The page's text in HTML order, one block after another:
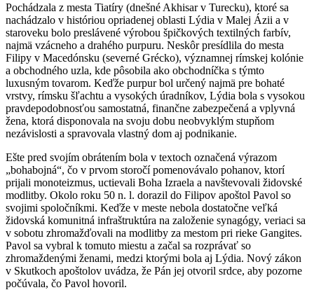
Pochádzala z mesta Tiatíry (dnešné Akhisar v Turecku), ktoré sa
nachádzalo v históriou opriadenej oblasti Lýdia v Malej Ázii a v
staroveku bolo preslávené výrobou špičkových textilných farbív,
najmä vzácneho a drahého purpuru. Neskôr presídlila do mesta
Filipy v Macedónsku (severné Grécko), významnej rímskej kolónie
a obchodného uzla, kde pôsobila ako obchodníčka s týmto
luxusným tovarom. Keďže purpur bol určený najmä pre bohaté
vrstvy, rímsku šľachtu a vysokých úradníkov, Lýdia bola s vysokou
pravdepodobnosťou samostatná, finančne zabezpečená a vplyvná
žena, ktorá disponovala na svoju dobu neobvyklým stupňom
nezávislosti a spravovala vlastný dom aj podnikanie.
Ešte pred svojím obrátením bola v textoch označená výrazom
„bohabojná“, čo v prvom storočí pomenovávalo pohanov, ktorí
prijali monoteizmus, uctievali Boha Izraela a navštevovali židovské
modlitby. Okolo roku 50 n. l. dorazil do Filipov apoštol Pavol so
svojimi spoločníkmi. Keďže v meste nebola dostatočne veľká
židovská komunitná infraštruktúra na založenie synagógy, veriaci sa
v sobotu zhromažďovali na modlitby za mestom pri rieke Gangites.
Pavol sa vybral k tomuto miestu a začal sa rozprávať so
zhromaždenými ženami, medzi ktorými bola aj Lýdia. Nový zákon
v Skutkoch apoštolov uvádza, že Pán jej otvoril srdce, aby pozorne
počúvala, čo Pavol hovoril.